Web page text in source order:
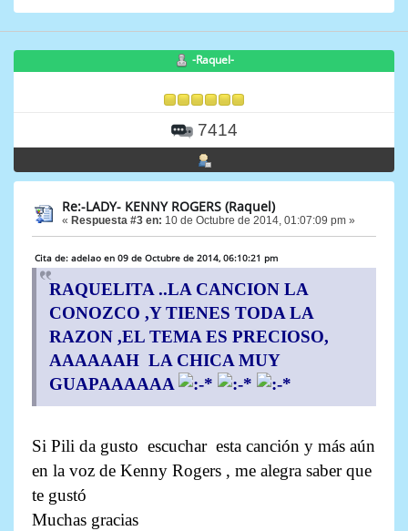
-Raquel-
7414
Re:-LADY- KENNY ROGERS (Raquel)
« Respuesta #3 en: 10 de Octubre de 2014, 01:07:09 pm »
Cita de: adelao en 09 de Octubre de 2014, 06:10:21 pm
RAQUELITA ..LA CANCION LA
CONOZCO ,Y TIENES TODA LA
RAZON ,EL TEMA ES PRECIOSO,
AAAAAAH LA CHICA MUY
GUAPAAAAAA
Si Pili da gusto escuchar esta canción y más aún
en la voz de Kenny Rogers , me alegra saber que
te gustó
Muchas gracias